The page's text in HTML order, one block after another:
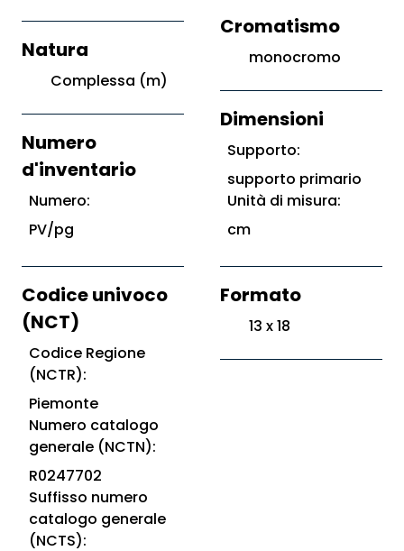
Natura
Complessa (m)
Numero
d'inventario
Numero:
PV/pg
Codice univoco
(NCT)
Codice Regione
(NCTR):
Piemonte
Numero catalogo
generale (NCTN):
R0247702
Suffisso numero
catalogo generale
(NCTS):
Cromatismo
monocromo
Dimensioni
Supporto:
supporto primario
Unità di misura:
cm
Formato
13 x 18